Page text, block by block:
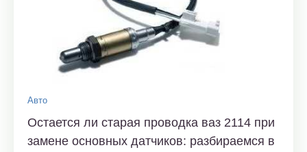
Авто
Остается ли старая проводка ваз 2114 при
замене основных датчиков: разбираемся в